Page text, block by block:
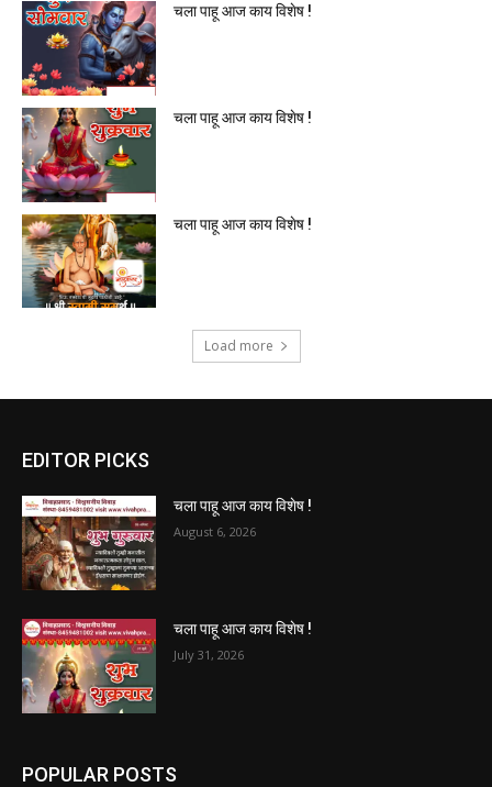
चला पाहू आज काय विशेष !
चला पाहू आज काय विशेष !
चला पाहू आज काय विशेष !
Load more
EDITOR PICKS
चला पाहू आज काय विशेष !
August 6, 2026
चला पाहू आज काय विशेष !
July 31, 2026
POPULAR POSTS